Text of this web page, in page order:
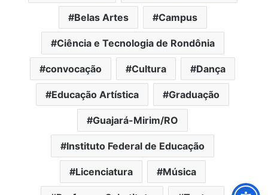
Belas Artes Campus
Ciência e Tecnologia de Rondônia
convocação Cultura Dança
Educação Artística Graduação
Guajará-Mirim/RO
Instituto Federal de Educação
Licenciatura Música